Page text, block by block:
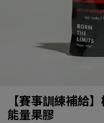
【賽事訓練補給
能量果膠